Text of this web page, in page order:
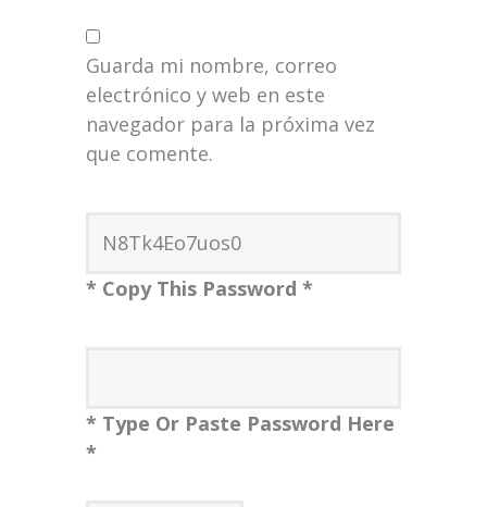
Guarda mi nombre, correo
electrónico y web en este
navegador para la próxima vez
que comente.
* Copy This Password *
* Type Or Paste Password Here
*